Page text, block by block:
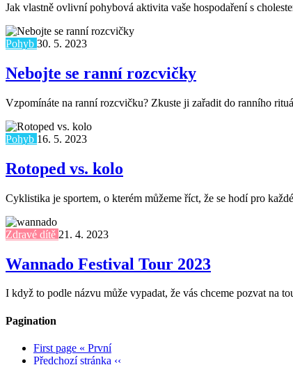
Jak vlastně ovlivní pohybová aktivita vaše hospodaření s
Pohyb 30. 5. 2023
Nebojte se ranní rozcvičky
Vzpomínáte na ranní rozcvičku? Zkuste ji zařadit do ranního
Pohyb 16. 5. 2023
Rotoped vs. kolo
Cyklistika je sportem, o kterém můžeme říct, že se hodí pro
Zdravé dítě 21. 4. 2023
Wannado Festival Tour 2023
I když to podle názvu může vypadat, že vás chceme pozvat na
Pagination
First page « První
Předchozí stránka ‹‹